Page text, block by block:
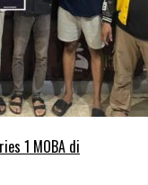
1 MOBA di